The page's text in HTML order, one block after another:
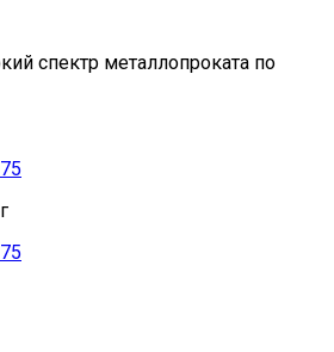
спектр металлопроката по